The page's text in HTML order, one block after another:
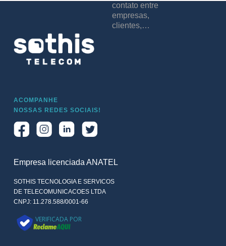
contato entre
empresas,
clientes,…
ACOMPANHE
NOSSAS REDES SOCIAIS!
Empresa licenciada ANATEL
SOTHIS TECNOLOGIA E SERVICOS
DE TELECOMUNICACOES LTDA
CNPJ: 11.278.588/0001-66
VERIFICADA POR